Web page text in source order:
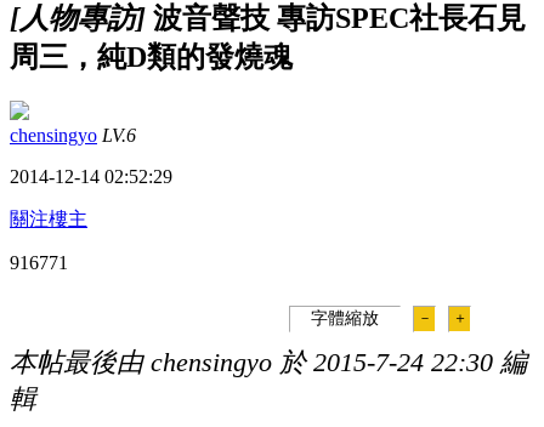
[人物專訪] 波音聲技 專訪SPEC社長石見
周三，純D類的發燒魂
chensingyo LV.6
2014-12-14 02:52:29
關注樓主
916771
字體縮放 － ＋
本帖最後由 chensingyo 於 2015-7-24 22:30 編
輯